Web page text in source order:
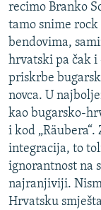
recimo Branko
tamo snime
bendovima,
hrvatski pa čak i
priskrbe
novca. U
kao bugarsko-
i kod
integracija, to
ignorantnost na
najranjiviji.
Hrvatsku